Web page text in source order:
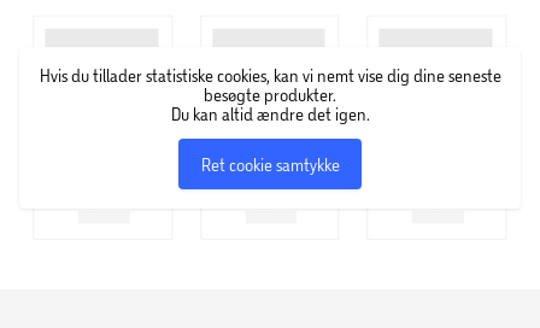
Hvis du tillader statistiske cookies, kan vi nemt vise dig dine seneste
besøgte produkter.
Du kan altid ændre det igen.
Ret cookie samtykke